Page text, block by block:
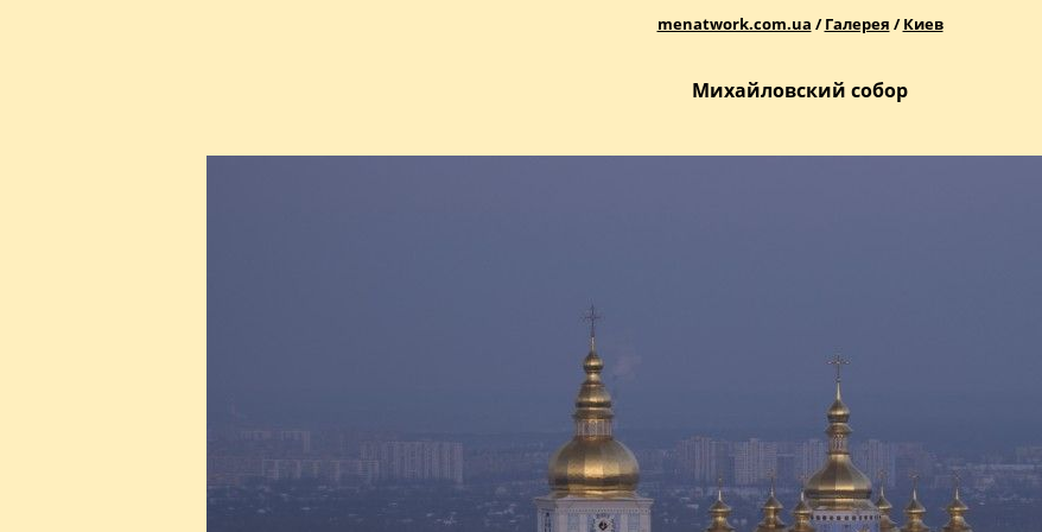
menatwork.com.ua /Галерея /Киев
Михайловский собор